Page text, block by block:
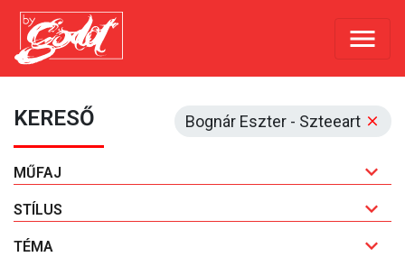
Bognár Eszter - Szteeart
KERESŐ
MŰFAJ
STÍLUS
TÉMA